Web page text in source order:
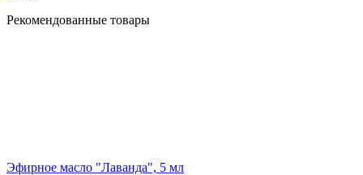
Рекомендованные товары
Эфирное масло "Лаванда", 5 мл